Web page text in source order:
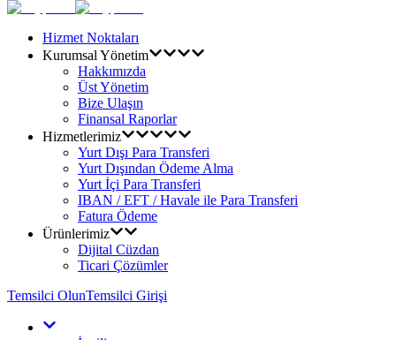
Hizmet Noktaları
Kurumsal Yönetim
Hakkımızda
Üst Yönetim
Bize Ulaşın
Finansal Raporlar
Hizmetlerimiz
Yurt Dışı Para Transferi
Yurt Dışından Ödeme Alma
Yurt İçi Para Transferi
IBAN / EFT / Havale ile Para Transferi
Fatura Ödeme
Ürünlerimiz
Dijital Cüzdan
Ticari Çözümler
Temsilci OlunTemsilci Girişi